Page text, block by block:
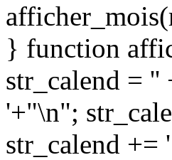
} function
str_calend =
'+"\n";
str_calend +=